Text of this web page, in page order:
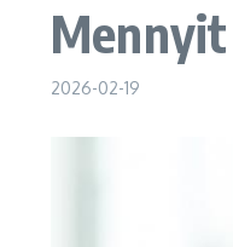
Mennyit
2026-02-19